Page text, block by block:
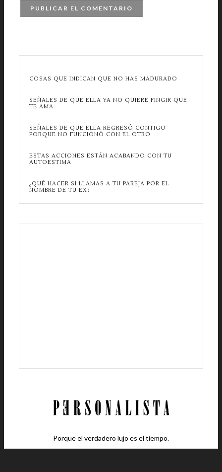
COSAS QUE INDICAN QUE NO HAS MADURADO
SEÑALES DE QUE ELLA YA NO QUIERE FINGIR QUE
TE AMA
SEÑALES DE QUE ELLA REGRESÓ CONTIGO
PORQUE NO FUNCIONÓ CON EL OTRO
ESTAS ACCIONES ESTÁN ACABANDO CON TU
AUTOESTIMA
¿QUÉ HACER SI LLAMAS A TU PAREJA POR EL
NOMBRE DE TU EX?
Porque el verdadero lujo es el tiempo.